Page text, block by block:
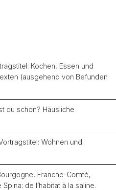
Kochen, Essen und
(ausgehend von Befunden
du schon? Häusliche
Wohnen und
Franche-Comté,
de l’habitat à la saline.